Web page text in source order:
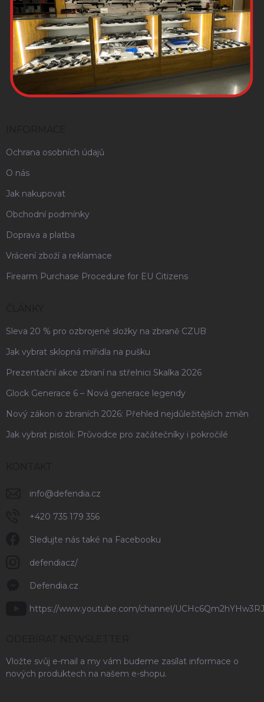
Ochrana osobních údajů
O nás
Jak nakupovat
Obchodní podmínky
Doprava a platba
Vrácení zboží a reklamace
Firearm Purchase Procedure for EU Citizens
Sleva 20 % pro ozbrojené složky na zbraně CZUB
Jak vybrat sklopná mířidla na pušku
Prezentační akce zbraní na střelnici Skalka 2026
Glock Generace 6 – Nová generace legendy
Nový zákon o zbraních 2026: Přehled nejdůležitějších změn
Jak vybrat pistoli: Průvodce pro začátečníky i pokročilé
info@defendia.cz
+420 735 179 356
Sledujte nás také na Facebooku
defendiacz/
Defendia.cz
https://www.youtube.com/channel/
Vložte svůj e-mail a my vám budeme zasílat informace o
nových produktech na našem e-shopu.